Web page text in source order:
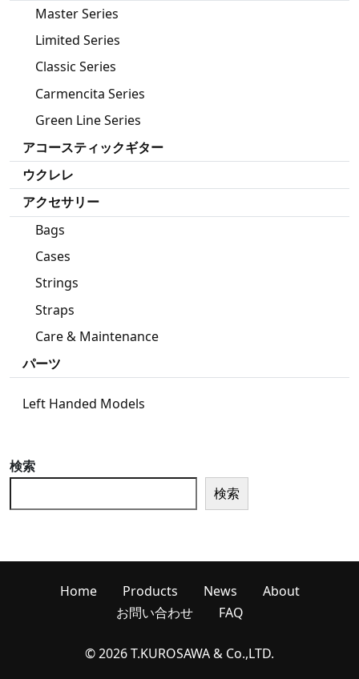
Master Series
Limited Series
Classic Series
Carmencita Series
Green Line Series
アコースティックギター
ウクレレ
アクセサリー
Bags
Cases
Strings
Straps
Care & Maintenance
パーツ
Left Handed Models
検索
検索
Home Products News
About
お問い合わせ
FAQ
© 2026 T.KUROSAWA & Co.,LTD.